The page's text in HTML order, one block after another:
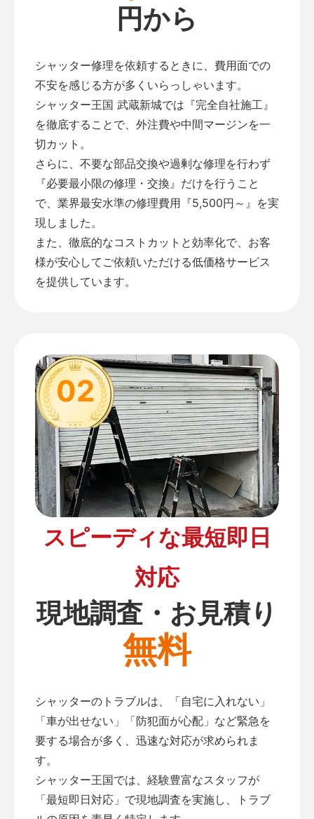
円から
シャッター修理を依頼するときに、費用面での
不安を感じる方が多くいらっしゃいます。
シャッター王国 武蔵新城では『完全自社施工』
を徹底することで、外注費や中間マージンを一
切カット。
さらに、不要な部品交換や過剰な修理を行わず
『必要最小限の修理・交換』だけを行うこと
で、業界最安水準の修理費用『5,500円～』を実
現しました。
また、徹底的なコストカットと効率化で、お客
様が安心してご依頼いただける低価格サービス
を提供しています。
02
スピーディな最短即日
対応
現地調査・お見積り
無料
シャッターのトラブルは、「自宅に入れない」
「車が出せない」「防犯面が心配」など緊急を
要する場合が多く、迅速な対応が求められま
す。
シャッター王国では、経験豊富なスタッフが
「最短即日対応」で現地調査を実施し、トラブ